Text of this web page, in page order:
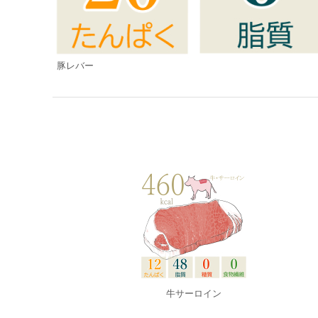
豚レバー
牛サーロイン